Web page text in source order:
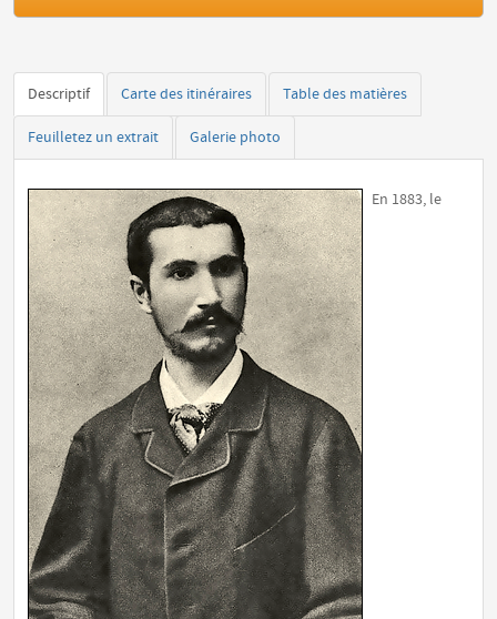
Descriptif Carte des itinéraires Table des matières
Feuilletez un extrait Galerie photo
En 1883, le